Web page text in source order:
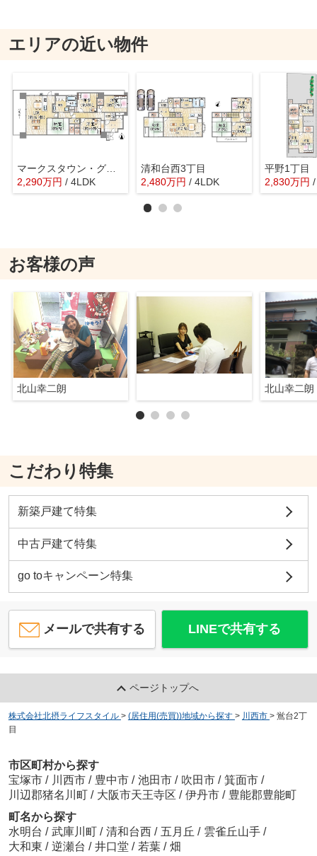
エリアの近い物件
マークスタウン・グランフィーネ川西
2,290万円 / 4LDK
清和台西3丁目
2,480万円 / 4LDK
平野1丁目
2,830万円
お客様の声
北山幸二朗 北山幸二朗
こだわり特集
新築戸建て特集
中古戸建て特集
go toキャンペーン特集
メールで共有する LINEで共有する
ページトップへ
株式会社北摂ライフスタイル > (居住用(売買))地域から探す > 川西市 > 鴬台2丁
目
市区町村から探す
宝塚市 / 川西市 / 豊中市 / 池田市 / 吹田市 / 箕面市 /
川辺郡猪名川町 / 大阪市天王寺区 / 伊丹市 / 豊能郡豊能町
町名から探す
水明台 / 武庫川町 / 清和台西 / 五月丘 / 雲雀丘山手 /
大和東 / 逆瀬台 / 井口堂 / 若葉 / 畑